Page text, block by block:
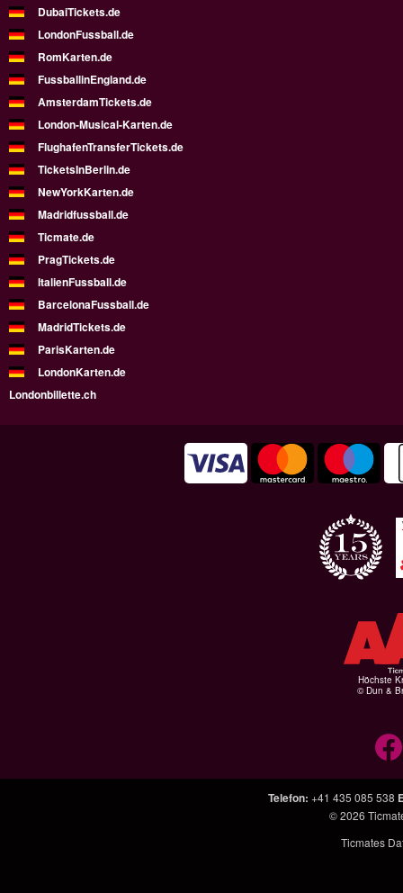
DubaiTickets.de
LondonFussball.de
RomKarten.de
FussballinEngland.de
AmsterdamTickets.de
London-Musical-Karten.de
FlughafenTransferTickets.de
TicketsInBerlin.de
NewYorkKarten.de
Madridfussball.de
Ticmate.de
PragTickets.de
ItalienFussball.de
BarcelonaFussball.de
MadridTickets.de
ParisKarten.de
LondonKarten.de
Londonbillette.ch
Höchste
© Dun &
Telefon: +41 435 085 538
© 2026
Ticmates